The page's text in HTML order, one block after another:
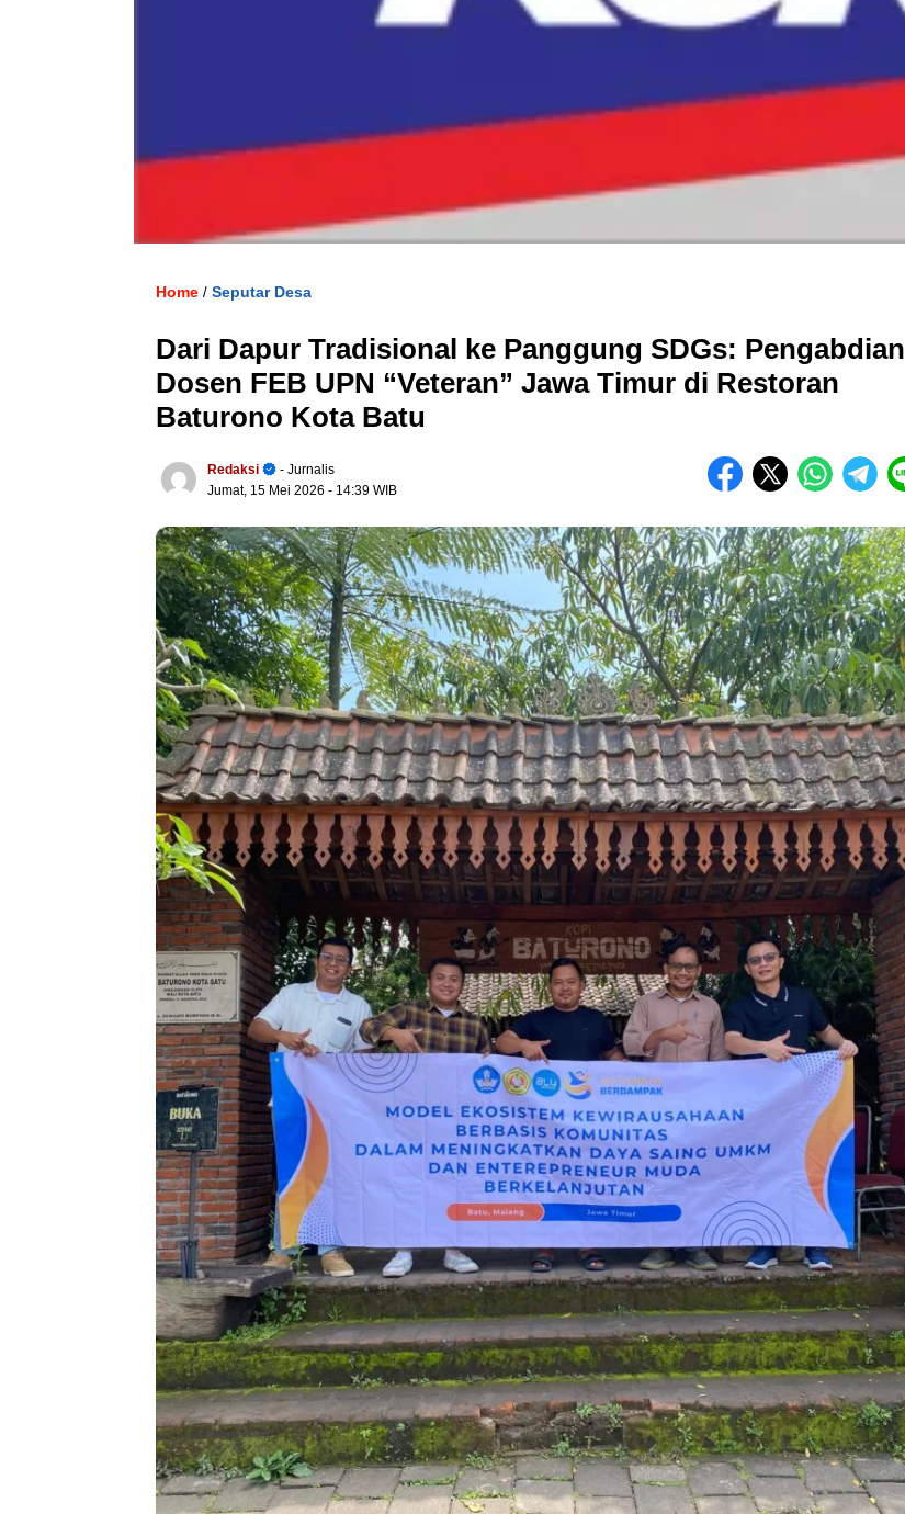
Home / Seputar Desa
Dari Dapur Tradisional ke Panggung SDGs: Pengabdian
Dosen FEB UPN “Veteran” Jawa Timur di Restoran
Baturono Kota Batu
Redaksi
- Jurnalis
Jumat, 15 Mei 2026 - 14:39 WIB